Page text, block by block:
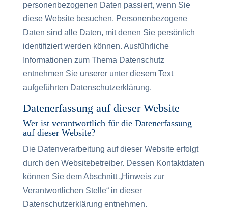
personenbezogenen Daten passiert, wenn Sie
diese Website besuchen. Personenbezogene
Daten sind alle Daten, mit denen Sie persönlich
identifiziert werden können. Ausführliche
Informationen zum Thema Datenschutz
entnehmen Sie unserer unter diesem Text
aufgeführten Datenschutzerklärung.
Datenerfassung auf dieser Website
Wer ist verantwortlich für die Datenerfassung
auf dieser Website?
Die Datenverarbeitung auf dieser Website erfolgt
durch den Websitebetreiber. Dessen Kontaktdaten
können Sie dem Abschnitt „Hinweis zur
Verantwortlichen Stelle“ in dieser
Datenschutzerklärung entnehmen.